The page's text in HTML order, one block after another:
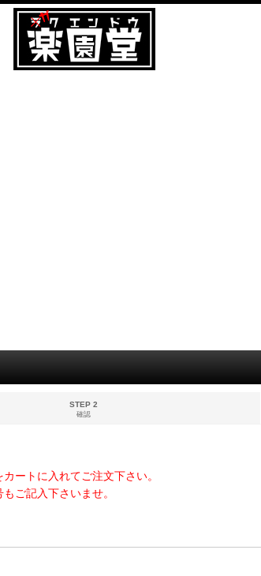
STEP 2
確認
ートに入れてご注文下さい。
ご記入下さいませ。